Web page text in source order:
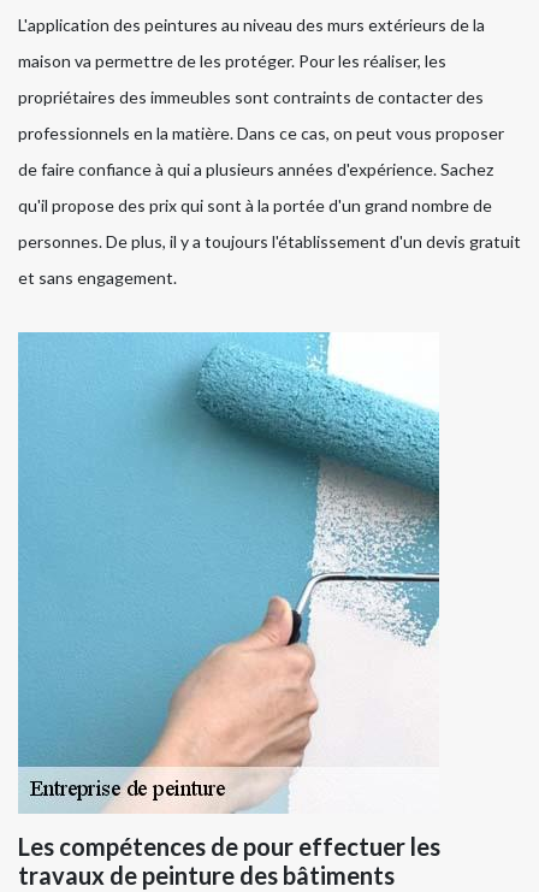
L'application des peintures au niveau des murs extérieurs de la
maison va permettre de les protéger. Pour les réaliser, les
propriétaires des immeubles sont contraints de contacter des
professionnels en la matière. Dans ce cas, on peut vous proposer
de faire confiance à qui a plusieurs années d'expérience. Sachez
qu'il propose des prix qui sont à la portée d'un grand nombre de
personnes. De plus, il y a toujours l'établissement d'un devis gratuit
et sans engagement.
Les compétences de pour effectuer les
travaux de peinture des bâtiments